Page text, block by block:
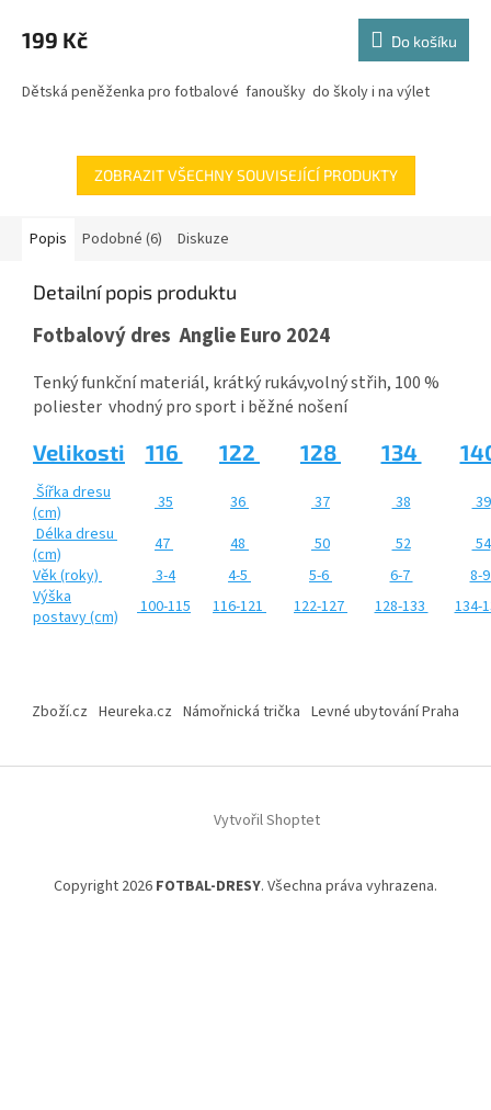
199 Kč Do košíku
Dětská peněženka pro fotbalové fanoušky do školy i na výlet
ZOBRAZIT VŠECHNY SOUVISEJÍCÍ PRODUKTY
Popis Podobné (6) Diskuze
Detailní popis produktu
Fotbalový dres Anglie Euro 2024
Tenký funkční materiál, krátký rukáv,volný střih, 100 %
poliester vhodný pro sport i běžné nošení
Velikosti 116 122 128 134
Šířka dresu
(cm)
35 36 37 38
39
Délka dresu
(cm)
47 48 50 52
54
Věk (roky)
3-4 4-5 5-6 6-7
8-
Výška
postavy (cm)
100-115 116-121 122-127 128-133 134-
Zboží.cz Heureka.cz Námořnická trička Levné ubytování Praha
Vytvořil Shoptet
Copyright 2026 FOTBAL-DRESY. Všechna práva vyhrazena.